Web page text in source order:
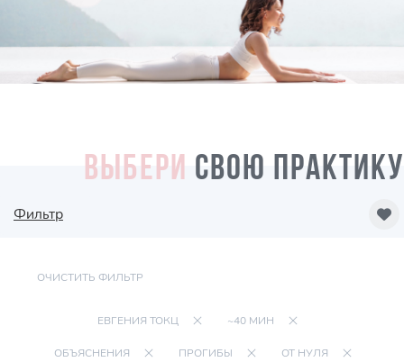
ВЫБЕРИ СВОЮ ПРАКТИКУ
Фильтр
ОЧИСТИТЬ ФИЛЬТР
ЕВГЕНИЯ ТОКЦ ~40 МИН
ОБЪЯСНЕНИЯ ПРОГИБЫ ОТ НУЛЯ